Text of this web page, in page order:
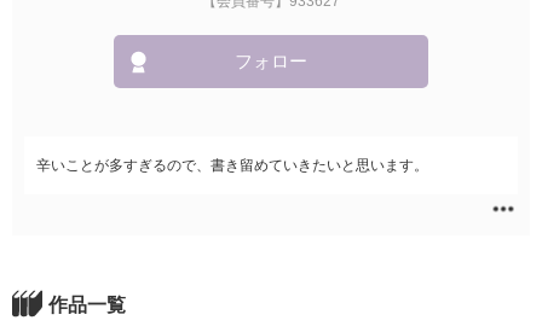
フォロー
辛いことが多すぎるので、書き留めていきたいと思います。
作品一覧